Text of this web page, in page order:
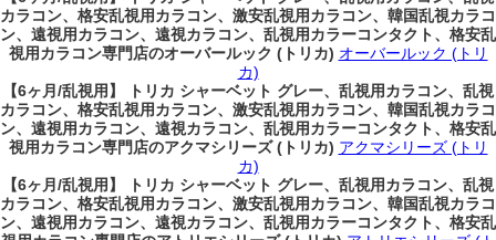
カラコン、格安乱視用カラコン、激安乱視用カラコン、韓国乱視カラコ
ン、遠視用カラコン、遠視カラコン、乱視用カラーコンタクト、格安乱
視用カラコン専門店のオーバールック (トリカ) オーバールック (トリ
カ)
【6ヶ月/乱視用】 トリカ シャーベット グレー、乱視用カラコン、乱視
カラコン、格安乱視用カラコン、激安乱視用カラコン、韓国乱視カラコ
ン、遠視用カラコン、遠視カラコン、乱視用カラーコンタクト、格安乱
視用カラコン専門店のアクマシリーズ (トリカ) アクマシリーズ (トリ
カ)
【6ヶ月/乱視用】 トリカ シャーベット グレー、乱視用カラコン、乱視
カラコン、格安乱視用カラコン、激安乱視用カラコン、韓国乱視カラコ
ン、遠視用カラコン、遠視カラコン、乱視用カラーコンタクト、格安乱